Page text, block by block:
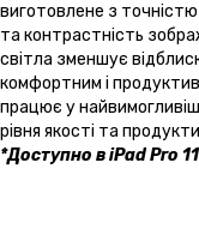
виготовлене з
та контрастність
світла зменшує
комфортним і
працює у
рівня якості та
*Доступно в iPad Pro